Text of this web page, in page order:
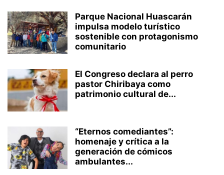
Parque Nacional Huascarán
impulsa modelo turístico
sostenible con protagonismo
comunitario
El Congreso declara al perro
pastor Chiribaya como
patrimonio cultural de...
“Eternos comediantes”:
homenaje y crítica a la
generación de cómicos
ambulantes...